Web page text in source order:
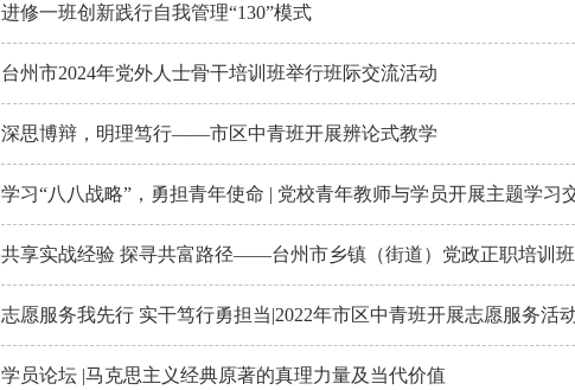
进修一班创新践行自我管理“130”模式
台州市2024年党外人士骨干培训班举行班际交流活动
深思博辩，明理笃行——市区中青班开展辨论式教学
学习“八八战略”，勇担青年使命 | 党校青年教师与学员开展主题学习
共享实战经验 探寻共富路径——台州市乡镇（街道）党政正职培训
志愿服务我先行 实干笃行勇担当|2022年市区中青班开展志愿服务活
学员论坛 |马克思主义经典原著的真理力量及当代价值